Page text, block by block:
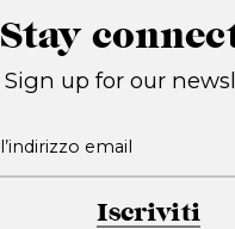
Stay
Sign up for our
Iscriviti